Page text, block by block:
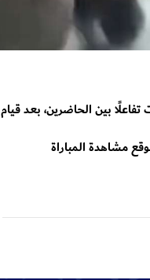
بين الحاضرين، بعد قيام
مشاهدة المباراة